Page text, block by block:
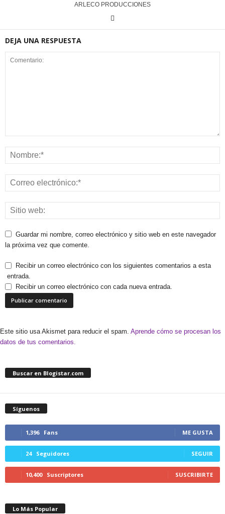
ARLECO PRODUCCIONES
DEJA UNA RESPUESTA
Guardar mi nombre, correo electrónico y sitio web en este navegador
la próxima vez que comente.
Recibir un correo electrónico con los siguientes comentarios a esta
entrada.
Recibir un correo electrónico con cada nueva entrada.
Este sitio usa Akismet para reducir el spam. Aprende cómo se procesan los
datos de tus comentarios.
Buscar en Blogistar.com
Síguenos
1,396 Fans ME GUSTA
24 Seguidores SEGUIR
10,400 Suscriptores SUSCRIBIRTE
Lo Más Popular